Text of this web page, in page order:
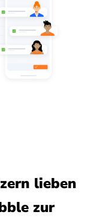
lieben
zur